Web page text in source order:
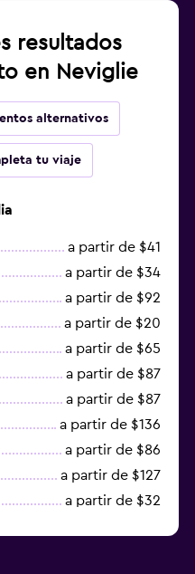
resultados
en Neviglie
alternativos
tu viaje
a partir de $41
a partir de $34
a partir de $92
a partir de $20
a partir de $65
a partir de $87
a partir de $87
a partir de $136
a partir de $86
a partir de $127
a partir de $32